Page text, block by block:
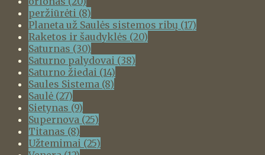
peržiūrėti (8)
Planeta už Saulės sistemos ribų (17)
Raketos ir šaudyklės (20)
Saturnas (30)
Saturno palydovai (38)
Saturno žiedai (14)
Saules Sistema (8)
Saulė (27)
Sietynas (9)
Supernova (25)
Titanas (8)
Užtemimai (25)